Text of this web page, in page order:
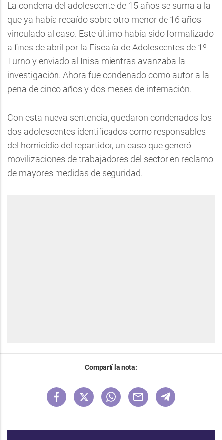
La condena del adolescente de 15 años se suma a la
que ya había recaído sobre otro menor de 16 años
vinculado al caso. Este último había sido formalizado
a fines de abril por la Fiscalía de Adolescentes de 1º
Turno y enviado al Inisa mientras avanzaba la
investigación. Ahora fue condenado como autor a la
pena de cinco años y dos meses de internación.
Con esta nueva sentencia, quedaron condenados los
dos adolescentes identificados como responsables
del homicidio del repartidor, un caso que generó
movilizaciones de trabajadores del sector en reclamo
de mayores medidas de seguridad.
Compartí la nota: